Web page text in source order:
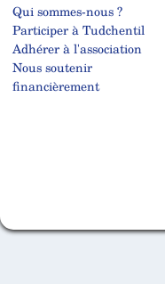
Qui sommes-nous ?
Participer à Tudchentil
Adhérer à l'association
Nous soutenir
financièrement